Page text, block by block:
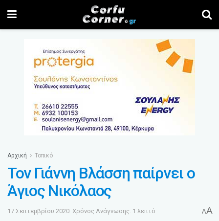
Αρχική Τοπικό
Τον Γιάννη Βλάσση παίρνει ο
Άγιος Νικόλαος
17 Σεπτεμβρίου 2020 Χρόνος Ανάγνωσης: 1 λεπτό AA